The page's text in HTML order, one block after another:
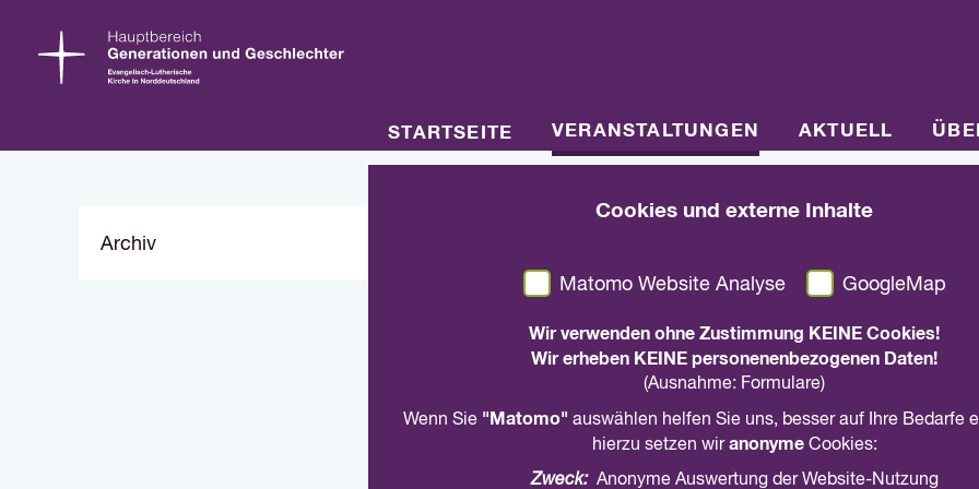
STARTSEITE VERANSTALTUNGEN AKTUELL
Archiv
09.04.2026, 19.00 Uhr -20.30 Uhr|Online
Der Kunst-Salon.
gemeinsam
4/2026
Der Kunst-Salon ist eine Online-
Cookies und externe Inhalte
Matomo Website Analyse GoogleMap
Wir verwenden ohne Zustimmung KEINE Cookies!
Wir erheben KEINE personenenbezogenen Daten!
(Ausnahme: Formulare)
Wenn Sie "Matomo" auswählen helfen Sie uns, besser auf Ihre Bedarfe
hierzu setzen wiranonyme Cookies:
Zweck: Anonyme Auswertung der Website-Nutzung